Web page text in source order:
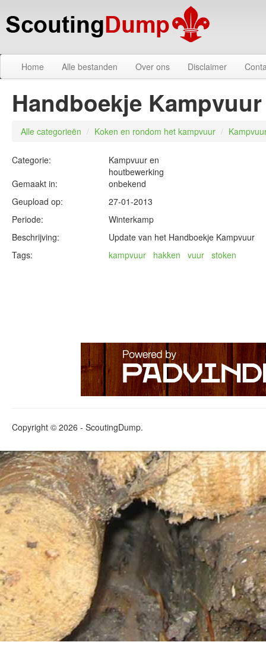
Home Alle bestanden Over ons Disclaimer
Handboekje
Alle categorieën / Koken en rondom het kampvuur /
Categorie:
Kampvuur en
houtbewerking
Gemaakt in:
onbekend
Geupload op:
27-01-2013
Periode:
Winterkamp
Beschrijving:
Update van het Handboekje Kampvuur
Tags:
kampvuur hakken vuur stoken
Copyright © 2026 - ScoutingDump.